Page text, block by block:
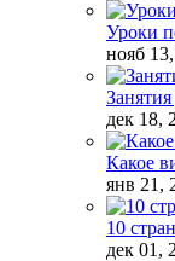
Уроки
нояб
дек 18,
Какое
янв 21,
10
дек 01,